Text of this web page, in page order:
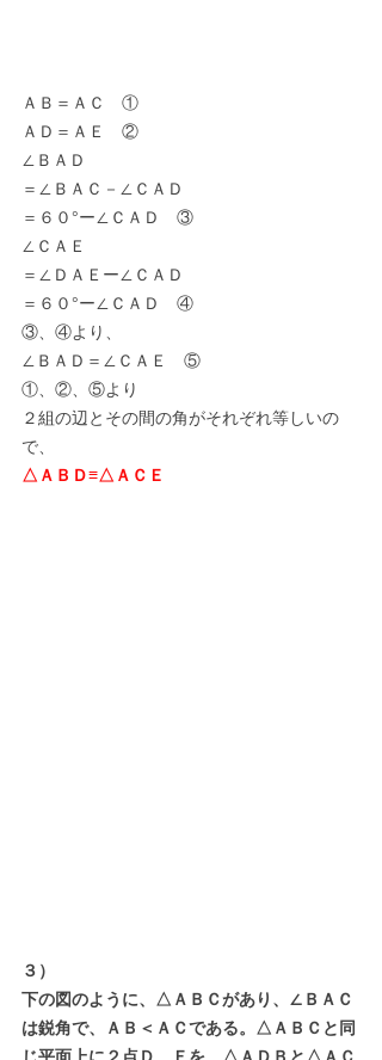
ＡＢ＝ＡＣ　①
ＡＤ＝ＡＥ　②
∠ＢＡＤ
＝∠ＢＡＣ－∠ＣＡＤ
＝６０°ー∠ＣＡＤ　③
∠ＣＡＥ
＝∠ＤＡＥー∠ＣＡＤ
＝６０°ー∠ＣＡＤ　④
③、④より、
∠ＢＡＤ＝∠ＣＡＥ　⑤
①、②、⑤より
２組の辺とその間の角がそれぞれ等しいの
で、
△ＡＢＤ≡△ＡＣＥ
３）
下の図のように、△ＡＢＣがあり、∠ＢＡＣ
は鋭角で、ＡＢ＜ＡＣである。△ＡＢＣと同